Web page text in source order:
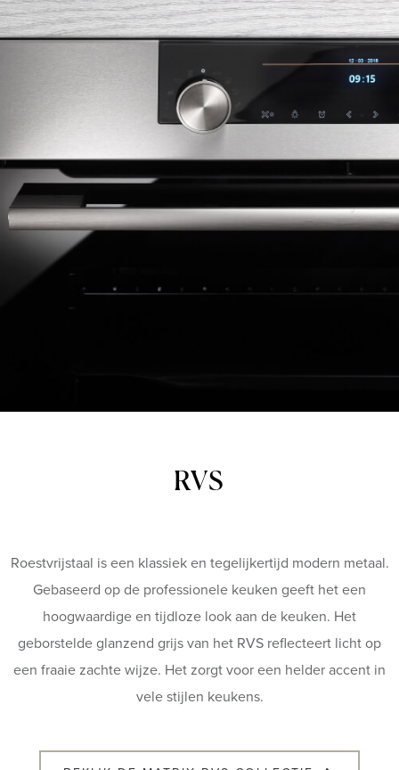
RVS
Roestvrijstaal is een klassiek en tegelijkertijd modern metaal.
Gebaseerd op de professionele keuken geeft het een
hoogwaardige en tijdloze look aan de keuken. Het
geborstelde glanzend grijs van het RVS reflecteert licht op
een fraaie zachte wijze. Het zorgt voor een helder accent in
vele stijlen keukens.